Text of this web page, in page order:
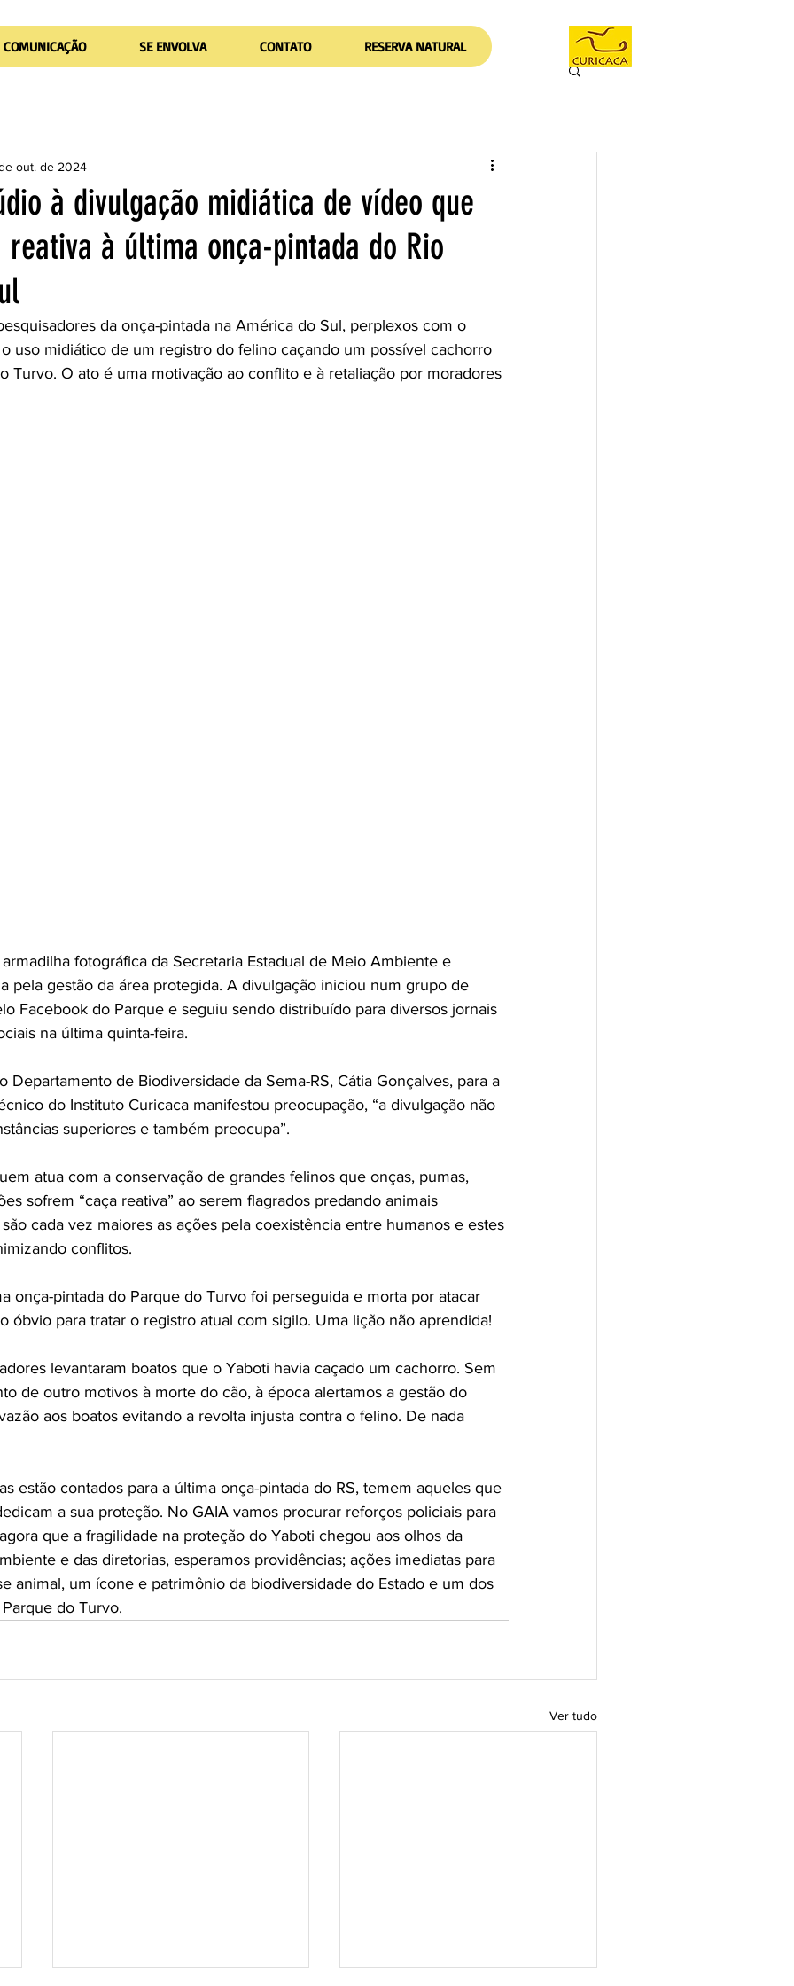
COMUNICAÇÃO SE ENVOLVA CONTATO RESERVA NATURAL
à divulgação midiática de vídeo que
à última onça-pintada do Rio
out. de 2024
da onça-pintada na América do Sul, perplexos com o
uso midiático de um registro do felino caçando um possível cachorro
Turvo. O ato é uma motivação ao conflito e à retaliação por moradores
fotográfica da Secretaria Estadual de Meio Ambiente e
pela gestão da área protegida. A divulgação iniciou num grupo de
Facebook do Parque e seguiu sendo distribuído para diversos jornais
na última quinta-feira.
Departamento de Biodiversidade da Sema-RS, Cátia Gonçalves, para a
do Instituto Curicaca manifestou preocupação, “a divulgação não
superiores e também preocupa”.
atua com a conservação de grandes felinos que onças, pumas,
sofrem “caça reativa” ao serem flagrados predando animais
cada vez maiores as ações pela coexistência entre humanos e estes
conflitos.
onça-pintada do Parque do Turvo foi perseguida e morta por atacar
óbvio para tratar o registro atual com sigilo. Uma lição não aprendida!
levantaram boatos que o Yaboti havia caçado um cachorro. Sem
de outro motivos à morte do cão, à época alertamos a gestão do
aos boatos evitando a revolta injusta contra o felino. De nada
estão contados para a última onça-pintada do RS, temem aqueles que
a sua proteção. No GAIA vamos procurar reforços policiais para
que a fragilidade na proteção do Yaboti chegou aos olhos da
e das diretorias, esperamos providências; ações imediatas para
animal, um ícone e patrimônio da biodiversidade do Estado e um dos
do Turvo.
Ver tudo